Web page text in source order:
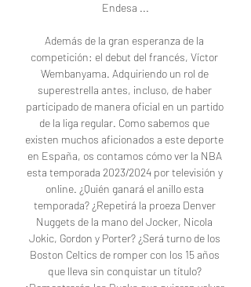
Endesa ...
Además de la gran esperanza de la
competición: el debut del francés, Víctor
Wembanyama. Adquiriendo un rol de
superestrella antes, incluso, de haber
participado de manera oficial en un partido
de la liga regular. Como sabemos que
existen muchos aficionados a este deporte
en España, os contamos cómo ver la NBA
esta temporada 2023/2024 por televisión y
online. ¿Quién ganará el anillo esta
temporada? ¿Repetirá la proeza Denver
Nuggets de la mano del Jocker, Nicola
Jokic, Gordon y Porter? ¿Será turno de los
Boston Celtics de romper con los 15 años
que lleva sin conquistar un título?